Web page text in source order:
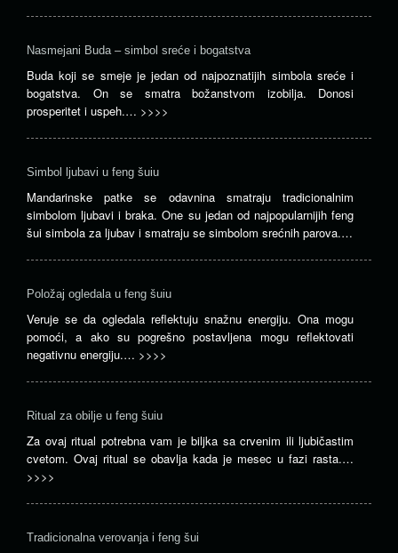
Nasmejani Buda – simbol sreće i bogatstva
Buda koji se smeje je jedan od najpoznatijih simbola sreće i
bogatstva. On se smatra božanstvom izobilja. Donosi
prosperitet i uspeh.… >>>>
Simbol ljubavi u feng šuiu
Mandarinske patke se odavnina smatraju tradicionalnim
simbolom ljubavi i braka. One su jedan od najpopularnijih feng
šui simbola za ljubav i smatraju se simbolom srećnih parova.…
Položaj ogledala u feng šuiu
Veruje se da ogledala reflektuju snažnu energiju. Ona mogu
pomoći, a ako su pogrešno postavljena mogu reflektovati
negativnu energiju.… >>>>
Ritual za obilje u feng šuiu
Za ovaj ritual potrebna vam je biljka sa crvenim ili ljubičastim
cvetom. Ovaj ritual se obavlja kada je mesec u fazi rasta.…
>>>>
Tradicionalna verovanja i feng šui